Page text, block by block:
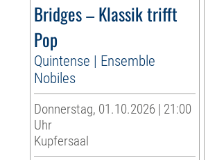
Bridges – Klassik trifft
Pop
Quintense | Ensemble
Nobiles
Donnerstag, 01.10.2026 | 21:00
Uhr
Kupfersaal